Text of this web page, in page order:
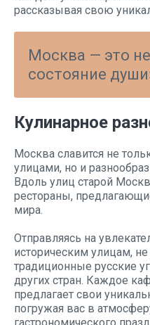
рассказывая свою
Москва — это
состояние
Кулинарное
Москва славится не
улицами, но и
Вдоль улиц старой
рестораны,
мира.
Отправляясь на
историческим улицам,
традиционные русские
других стран. Каждое
предлагает свои
погружая вас в